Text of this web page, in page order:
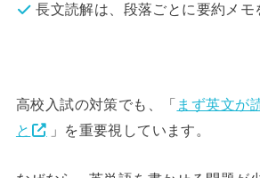
長文読解は、段落ごとに要約メモ
高校入試の対策でも、「 まず英文が
と
」を重要視しています。